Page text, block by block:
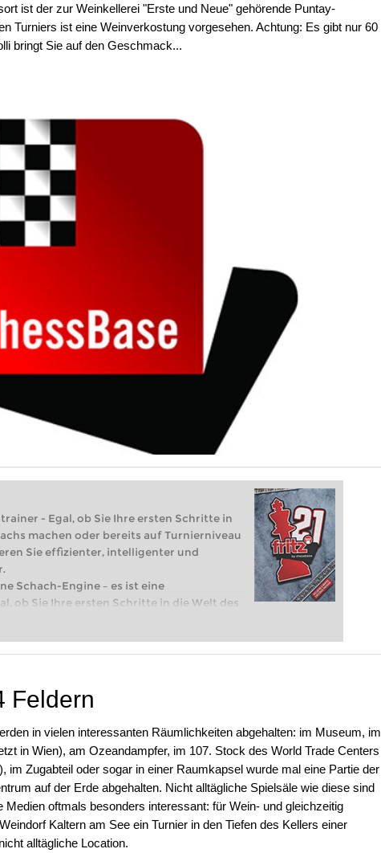
ist der zur Weinkellerei "Erste und Neue" gehörende Puntay-
Turniers ist eine Weinverkostung vorgesehen. Achtung: Es gibt nur 60
bringt Sie auf den Geschmack...
- Egal, ob Sie Ihre ersten Schritte in
machen oder bereits auf Turnierniveau
Sie effizienter, intelligenter und
Schach-Engine – es ist eine
ob Sie Ihre ersten Schritte in die Welt des
oder bereits auf Turnierniveau spielen: Mit
Feldern
in vielen interessanten Räumlichkeiten abgehalten: im Museum, im
in Wien), am Ozeandampfer, im 107. Stock des World Trade Centers
im Zugabteil oder sogar in einer Raumkapsel wurde mal eine Partie der
auf der Erde abgehalten. Nicht alltägliche Spielsäle wie diese sind
Medien oftmals besonders interessant: für Wein- und gleichzeitig
Kaltern am See ein Turnier in den Tiefen des Kellers einer
alltägliche Location.